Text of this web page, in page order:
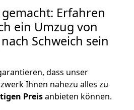
Erfahren
ein Umzug von
Schweich sein
dass unser
Ihnen nahezu alles zu
Preisanbieten können.